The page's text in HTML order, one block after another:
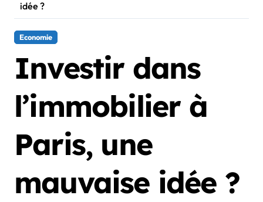
idée ?
Economie
Investir dans
l’immobilier à
Paris, une
mauvaise idée ?